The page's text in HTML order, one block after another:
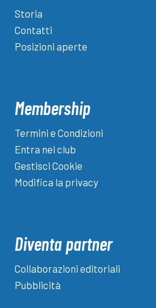
Storia
Contatti
Posizioni aperte
Membership
Termini e Condizioni
Entra nel club
Gestisci Cookie
Modifica la privacy
Diventa partner
Collaborazioni editoriali
Pubblicità